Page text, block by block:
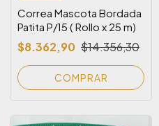
Correa Mascota Bordada
Patita P/15 ( Rollo x 25 m)
$8.362,90 $14.356,30
COMPRAR